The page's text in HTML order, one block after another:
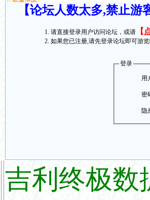
【论坛人数太多,禁止
请直接登录用户访问论坛，或请 【
如果您已注册,请先登录论坛即可游
登录
用
密
隐
吉利终极数